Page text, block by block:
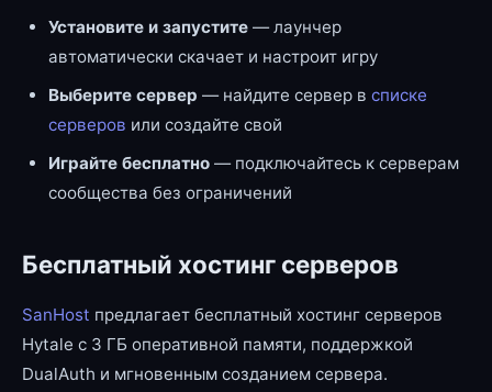
Установите и запустите — лаунчер
автоматически скачает и настроит игру
Выберите сервер — найдите сервер в списке
серверов или создайте свой
Играйте бесплатно — подключайтесь к серверам
сообщества без ограничений
Бесплатный хостинг серверов
SanHost предлагает бесплатный хостинг серверов
Hytale с 3 ГБ оперативной памяти, поддержкой
DualAuth и мгновенным созданием сервера.